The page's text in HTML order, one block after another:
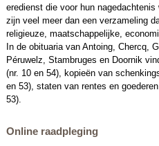
eredienst die voor hun
zijn veel meer dan een verzameling
religieuze, maatschappelijke,
In de obituaria van Antoing, Chercq,
Péruwelz, Stambruges en Doornik
(nr. 10 en 54), kopieën van
en 53), staten van rentes en
53).
Online raadpleging